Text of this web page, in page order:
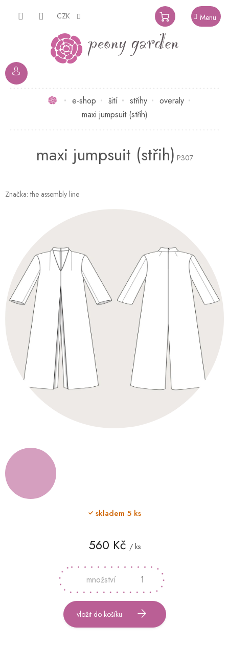
CZK
NÁKUPNÍ
KOŠÍK
Domůe-shop šití střihy
overaly
maxi jumpsuit (střih)
maxi jumpsuit (střih) P307
Značka:the assembly line
560 Kč / ks
cena:
skladem 5 ks
vložit do košíku